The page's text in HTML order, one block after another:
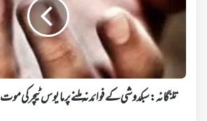
نہ
مایوس
ٹیچر
تلنگانہ: سبکدوشی کے فوائد نہ ملنے پر مایوس ٹیچر کی موت